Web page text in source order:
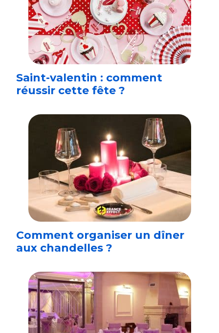
Saint-valentin : comment
réussir cette fête ?
Comment organiser un dîner
aux chandelles ?